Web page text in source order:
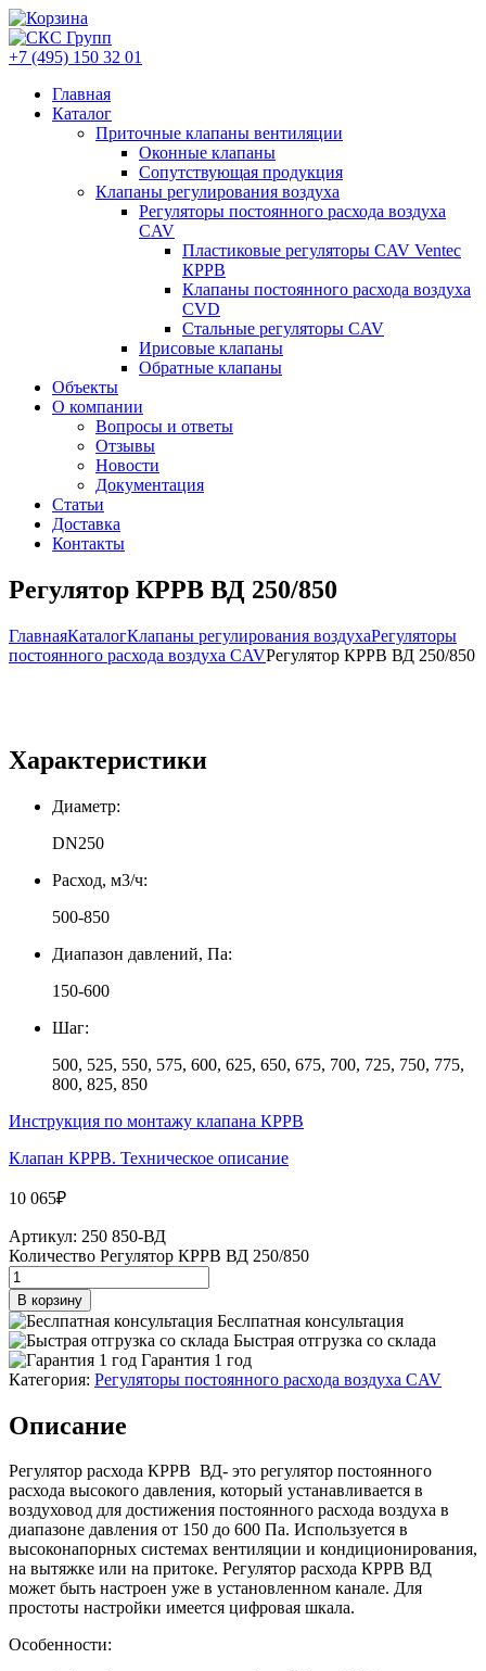
+7 (495) 150 32 01
Главная
Каталог
Приточные клапаны вентиляции
Оконные клапаны
Сопутствующая продукция
Клапаны регулирования воздуха
Регуляторы постоянного расхода воздуха
CAV
Пластиковые регуляторы CAV Ventec
КРРВ
Клапаны постоянного расхода воздуха
CVD
Стальные регуляторы CAV
Ирисовые клапаны
Обратные клапаны
Объекты
О компании
Вопросы и ответы
Отзывы
Новости
Документация
Статьи
Доставка
Контакты
Регулятор КРРВ ВД 250/850
ГлавнаяКаталогКлапаны регулирования воздухаРегуляторы
постоянного расхода воздуха CAVРегулятор КРРВ ВД 250/850
Характеристики
Диаметр:
DN250
Расход, м3/ч:
500-850
Диапазон давлений, Па:
150-600
Шаг:
500, 525, 550, 575, 600, 625, 650, 675, 700, 725, 750, 775,
800, 825, 850
Инструкция по монтажу клапана КРРВ
Клапан КРРВ. Техническое описание
10 065₽
Артикул: 250 850-ВД
Количество Регулятор КРРВ ВД 250/850
В корзину
Беслпатная консультация
Быстрая отгрузка со склада
Гарантия 1 год
Категория: Регуляторы постоянного расхода воздуха CAV
Описание
Регулятор расхода КРРВ ВД- это регулятор постоянного
расхода высокого давления, который устанавливается в
воздуховод для достижения постоянного расхода воздуха в
диапазоне давления от 150 до 600 Па. Используется в
высоконапорных системах вентиляции и кондиционирования,
на вытяжке или на притоке. Регулятор расхода КРРВ ВД
может быть настроен уже в установленном канале. Для
простоты настройки имеется цифровая шкала.
Особенности: